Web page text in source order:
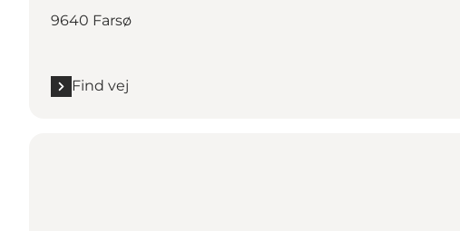
9640 Farsø
Find vej